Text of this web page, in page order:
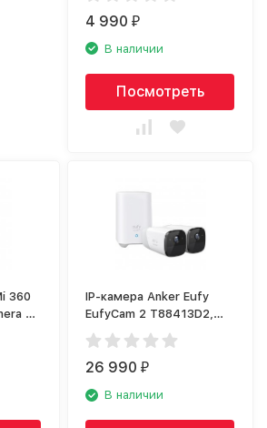
4 990₽
В наличии
Посмотреть
360
2K
IP-камера Anker Eufy
EufyCam 2 T88413D2,
белый
26 990₽
В наличии